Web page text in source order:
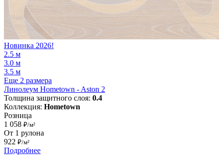
Новинка 2026!
2.5 м
3.0 м
3.5 м
Еще 2 размера
Линолеум Hometown - Aston 2
Толщина защитного слоя: 0.4
Коллекция: Hometown
Розница
1 058 ₽/м²
От 1 рулона
922 ₽/м²
Подробнее